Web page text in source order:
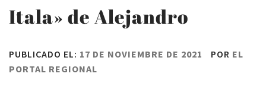
Itala» de Alejandro
PUBLICADO EL: 17 DE NOVIEMBRE DE 2021 POR EL
PORTAL REGIONAL